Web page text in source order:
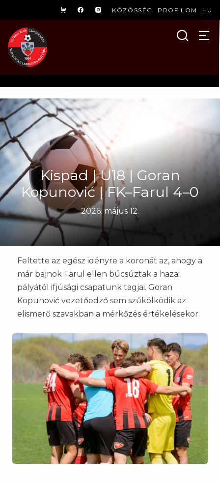
KÖZÖSSÉG PROFILOM HU
Kispad | U18 | Goran
Kopunović | FK–Farul 4–0
2026. május 12.
Feltette az egész idényre a koronát az, ahogy a
már bajnok Farul ellen búcsúztak a hazai
pályától ifjúsági csapatunk tagjai. Goran
Kopunović vezetőedző sem szűkölködik az
elismerő szavakban a mérkőzés értékelésekor.